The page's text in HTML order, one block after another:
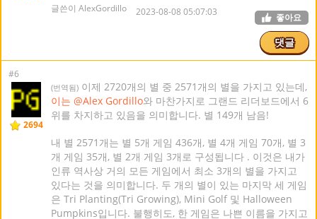
글쓴이 AlexGordillo 2023-08-08 05:07:03 좋아요
댓글
#6
2694
(번역됨) 이제 2720개의 별 중 2571개의 별을 가지고 있는데,
이는 @Alex Gordillo와 마찬가지로 그랜드 리더보드에서 6
위를 차지하고 있음을 의미합니다. 별 149개 남음!
내 별 2571개는 별 5개 게임 436개, 별 4개 게임 70개, 별 3
개 게임 35개, 별 2개 게임 3개로 구성됩니다 . 이것은 내가
인류 역사상 거의 모든 게임에서 최소 3개의 별을 가지고
있다는 것을 의미합니다. 두 개의 별이 있는 마지막 세 게임
은 Tri Planting(Tri Growing), Mini Golf 및 Halloween
Pumpkins입니다. 불행히도, 한 게임은 나쁜 이름을 가지고